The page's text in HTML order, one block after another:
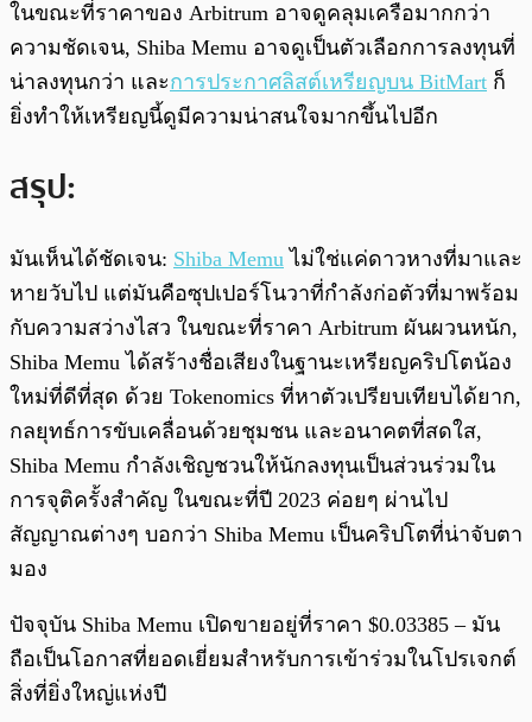
ในขณะที่ราคาของ Arbitrum อาจดูคลุมเครือมากกว่า
ความชัดเจน, Shiba Memu อาจดูเป็นตัวเลือกการลงทุนที่
น่าลงทุนกว่า และการประกาศลิสต์เหรียญบน BitMart ก็
ยิ่งทำให้เหรียญนี้ดูมีความน่าสนใจมากขึ้นไปอีก
สรุป:
มันเห็นได้ชัดเจน: Shiba Memu ไม่ใช่แค่ดาวหางที่มาและ
หายวับไป แต่มันคือซุปเปอร์โนวาที่กำลังก่อตัวที่มาพร้อม
กับความสว่างไสว ในขณะที่ราคา Arbitrum ผันผวนหนัก,
Shiba Memu ได้สร้างชื่อเสียงในฐานะเหรียญคริปโตน้อง
ใหม่ที่ดีที่สุด ด้วย Tokenomics ที่หาตัวเปรียบเทียบได้ยาก,
กลยุทธ์การขับเคลื่อนด้วยชุมชน และอนาคตที่สดใส,
Shiba Memu กำลังเชิญชวนให้นักลงทุนเป็นส่วนร่วมใน
การจุติครั้งสำคัญ ในขณะที่ปี 2023 ค่อยๆ ผ่านไป
สัญญาณต่างๆ บอกว่า Shiba Memu เป็นคริปโตที่น่าจับตา
มอง
ปัจจุบัน Shiba Memu เปิดขายอยู่ที่ราคา $0.03385 – มัน
ถือเป็นโอกาสที่ยอดเยี่ยมสำหรับการเข้าร่วมในโปรเจกต์
สิ่งที่ยิ่งใหญ่แห่งปี